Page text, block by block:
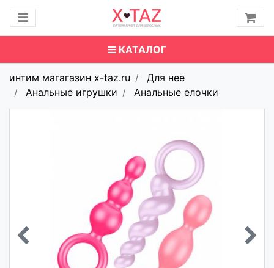
КАТАЛОГ
интим магагазин x-taz.ru
Для нее
Анальные игрушки
Анальные елочки